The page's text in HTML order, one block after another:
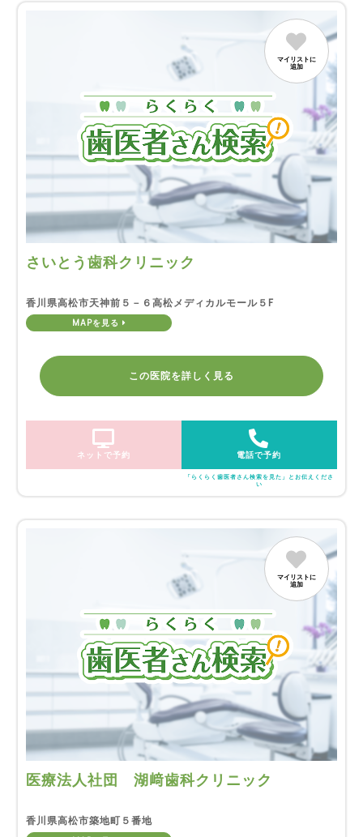
さいとう歯科クリニック
マイリストに
追加
香川県高松市天神前５－６高松メディカルモール５F
MAPを見る
この医院を詳しく見る
ネットで予約 電話で予約
「らくらく歯医者さん検索を見た」とお伝えくださ
い
医療法人社団 湖﨑歯科クリニック
マイリストに
追加
香川県高松市築地町５番地